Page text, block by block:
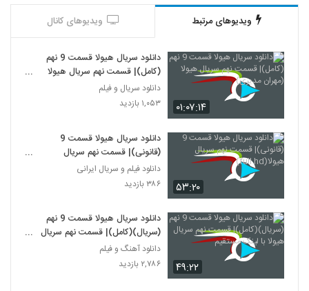
ویدیوهای مرتبط ویدیوهای کانال
۰۱:۰۷:۱۴
دانلود سریال هیولا قسمت 9 نهم
(کامل)| قسمت نهم سریال هیولا
(مهران مدیری)
دانلود سریال و فیلم
۱,۰۵۳ بازدید
۵۳:۲۰
دانلود سریال هیولا قسمت 9
(قانونی)| قسمت نهم سریال
هیولا(full hd)
دانلود فیلم و سریال ایرانی
۳۸۶ بازدید
۴۹:۲۲
دانلود سریال هیولا قسمت 9 نهم
(سریال)(کامل)| قسمت نهم سریال
هیولا با لینک مستقیم
دانلود آهنگ و فیلم
۲,۷۸۶ بازدید